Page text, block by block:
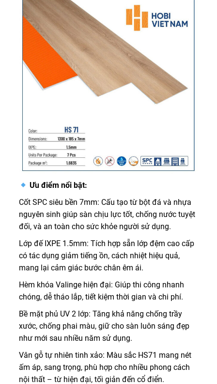
Ưu điểm nổi bật:
Cốt SPC siêu bền 7mm: Cấu tạo từ bột đá và nhựa
nguyên sinh giúp sàn chịu lực tốt, chống nước tuyệt
đối, và an toàn cho sức khỏe người sử dụng.
Lớp đế IXPE 1.5mm: Tích hợp sẵn lớp đệm cao cấp
có tác dụng giảm tiếng ồn, cách nhiệt hiệu quả,
mang lại cảm giác bước chân êm ái.
Hèm khóa Valinge hiện đại: Giúp thi công nhanh
chóng, dễ tháo lắp, tiết kiệm thời gian và chi phí.
Bề mặt phủ UV 2 lớp: Tăng khả năng chống trầy
xước, chống phai màu, giữ cho sàn luôn sáng đẹp
như mới sau nhiều năm sử dụng.
Vân gỗ tự nhiên tinh xảo: Màu sắc HS71 mang nét
ấm áp, sang trọng, phù hợp cho nhiều phong cách
nội thất – từ hiện đại, tối giản đến cổ điển.